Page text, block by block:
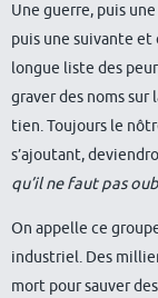
Une guerre, puis
puis une suivante et
longue liste des
graver des noms
tien. Toujours le
s’ajoutant,
qu’il ne faut pas
On appelle ce
industriel. Des
mort pour sauver